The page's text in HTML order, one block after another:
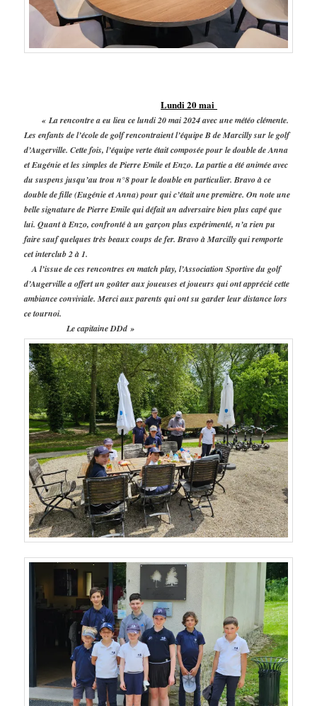
Lundi 20 mai
« La rencontre a eu lieu ce lundi 20 mai 2024 avec une météo clémente.
Les enfants de l’école de golf rencontraient l’équipe B de Marcilly sur le golf
d’Augerville. Cette fois, l’équipe verte était composée pour le double de Anna
et Eugénie et les simples de Pierre Emile et Enzo. La partie a été animée avec
du suspens jusqu’au trou n°8 pour le double en particulier. Bravo à ce
double de fille (Eugénie et Anna) pour qui c’était une première. On note une
belle signature de Pierre Emile qui défait un adversaire bien plus capé que
lui. Quant à Enzo, confronté à un garçon plus expérimenté, n’a rien pu
faire sauf quelques très beaux coups de fer. Bravo à Marcilly qui remporte
cet interclub 2 à 1.
A l’issue de ces rencontres en match play, l’Association Sportive du golf
d’Augerville a offert un goûter aux joueuses et joueurs qui ont apprécié cette
ambiance conviviale. Merci aux parents qui ont su garder leur distance lors
ce tournoi.
Le capitaine DDd »